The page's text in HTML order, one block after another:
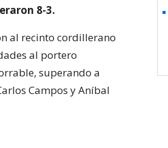
8-3.
al recinto cordillerano
al portero
superando a
Campos y Aníbal